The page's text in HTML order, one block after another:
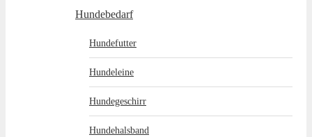
Hundebedarf
Hundefutter
Hundeleine
Hundegeschirr
Hundehalsband